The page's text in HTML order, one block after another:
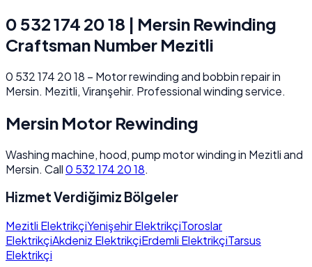
0 532 174 20 18 | Mersin Rewinding
Craftsman Number Mezitli
0 532 174 20 18 – Motor rewinding and bobbin repair in
Mersin. Mezitli, Viranşehir. Professional winding service.
Mersin Motor Rewinding
Washing machine, hood, pump motor winding in Mezitli and
Mersin. Call0 532 174 20 18.
Hizmet Verdiğimiz Bölgeler
Mezitli ElektrikçiYenişehir ElektrikçiToroslar
ElektrikçiAkdeniz ElektrikçiErdemli ElektrikçiTarsus
Elektrikçi